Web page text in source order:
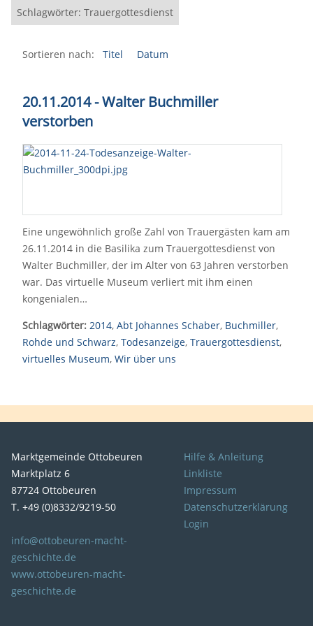
Schlagwörter: Trauergottesdienst
Sortieren nach: Titel Datum
20.11.2014 - Walter Buchmiller
verstorben
Eine ungewöhnlich große Zahl von Trauergästen kam am
26.11.2014 in die Basilika zum Trauergottesdienst von
Walter Buchmiller, der im Alter von 63 Jahren verstorben
war. Das virtuelle Museum verliert mit ihm einen
kongenialen…
Schlagwörter: 2014, Abt Johannes Schaber, Buchmiller,
Rohde und Schwarz, Todesanzeige, Trauergottesdienst,
virtuelles Museum, Wir über uns
Marktgemeinde Ottobeuren
Marktplatz 6
87724 Ottobeuren
T. +49 (0)8332/9219-50
info@ottobeuren-macht-
geschichte.de
www.ottobeuren-macht-
geschichte.de
Hilfe & Anleitung
Linkliste
Impressum
Datenschutzerklärung
Login